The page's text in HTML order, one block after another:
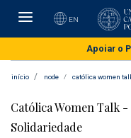
EN
Apoiar o
início node católica women
Católica Women Talk
Solidariedade